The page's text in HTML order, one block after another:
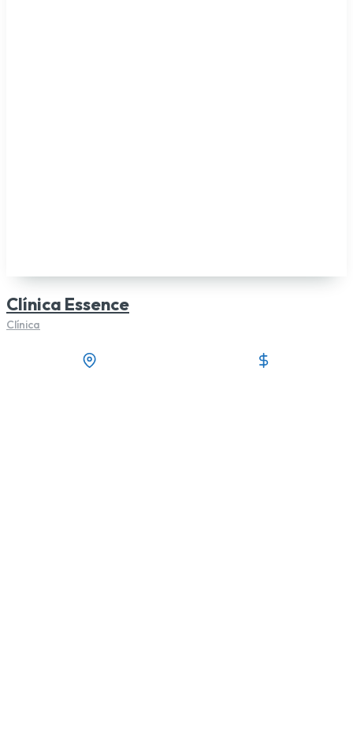
Clínica Essence
Clínica